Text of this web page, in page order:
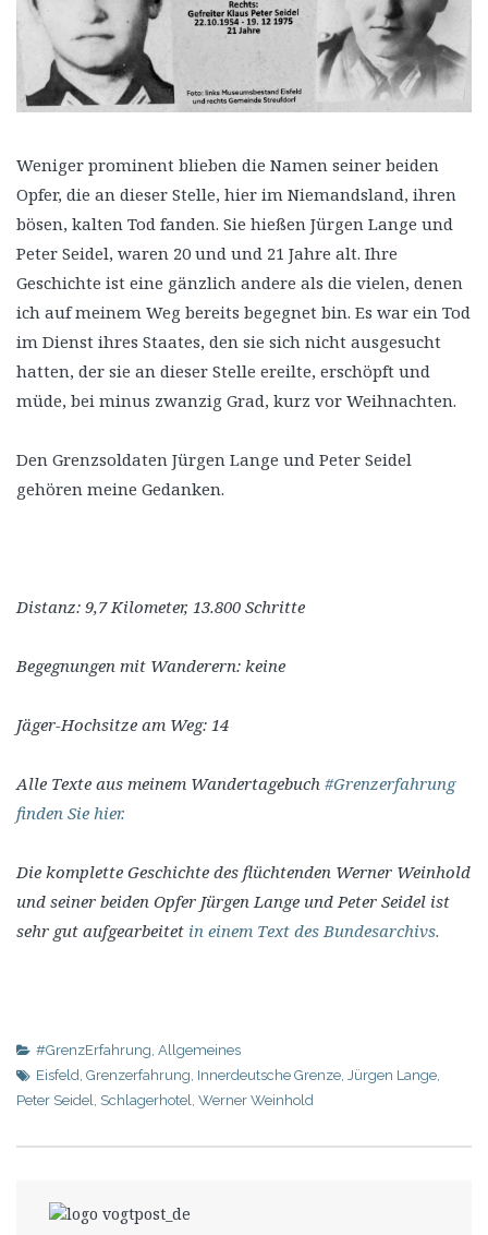
Weniger prominent blieben die Namen seiner beiden
Opfer, die an dieser Stelle, hier im Niemandsland, ihren
bösen, kalten Tod fanden. Sie hießen Jürgen Lange und
Peter Seidel, waren 20 und und 21 Jahre alt. Ihre
Geschichte ist eine gänzlich andere als die vielen, denen
ich auf meinem Weg bereits begegnet bin. Es war ein Tod
im Dienst ihres Staates, den sie sich nicht ausgesucht
hatten, der sie an dieser Stelle ereilte, erschöpft und
müde, bei minus zwanzig Grad, kurz vor Weihnachten.
Den Grenzsoldaten Jürgen Lange und Peter Seidel
gehören meine Gedanken.
Distanz: 9,7 Kilometer, 13.800 Schritte
Begegnungen mit Wanderern: keine
Jäger-Hochsitze am Weg: 14
Alle Texte aus meinem Wandertagebuch #Grenzerfahrung
finden Sie hier.
Die komplette Geschichte des flüchtenden Werner Weinhold
und seiner beiden Opfer Jürgen Lange und Peter Seidel ist
sehr gut aufgearbeitet in einem Text des Bundesarchivs.
#GrenzErfahrung, Allgemeines
Eisfeld, Grenzerfahrung, Innerdeutsche Grenze, Jürgen Lange,
Peter Seidel, Schlagerhotel, Werner Weinhold